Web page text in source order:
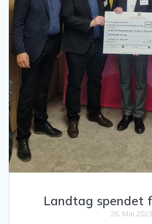
Landtag spendet
26. Mai 2023